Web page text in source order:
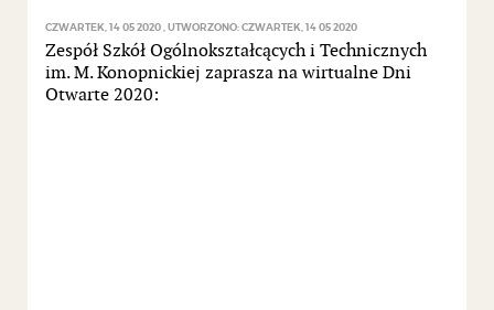
CZWARTEK, 14 05 2020 UTWORZONO: CZWARTEK, 14 05 2020
Zespół Szkół Ogólnokształcących i Technicznych
im. M. Konopnickiej zaprasza na wirtualne Dni
Otwarte 2020: